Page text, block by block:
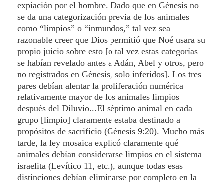
expiación por el hombre. Dado que en Génesis no
se da una categorización previa de los animales
como “limpios” o “inmundos,” tal vez sea
razonable creer que Dios permitió que Noé usara su
propio juicio sobre esto [o tal vez estas categorías
se habían revelado antes a Adán, Abel y otros, pero
no registrados en Génesis, solo inferidos]. Los tres
pares debían alentar la proliferación numérica
relativamente mayor de los animales limpios
después del Diluvio...El séptimo animal en cada
grupo [limpio] claramente estaba destinado a
propósitos de sacrificio (Génesis 9:20). Mucho más
tarde, la ley mosaica explicó claramente qué
animales debían considerarse limpios en el sistema
israelita (Levítico 11, etc.), aunque todas esas
distinciones debían eliminarse por completo en la